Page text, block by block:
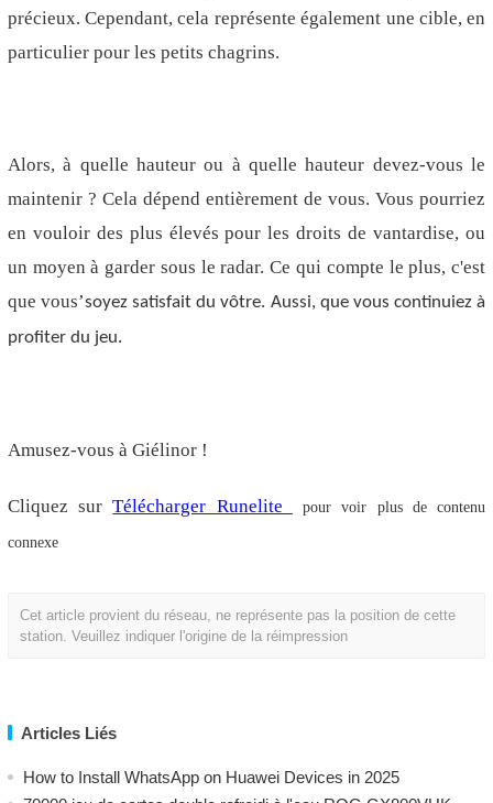
précieux. Cependant, cela représente également une cible, en
particulier pour les petits chagrins.
Alors, à quelle hauteur ou à quelle hauteur devez-vous le
maintenir ? Cela dépend entièrement de vous. Vous pourriez
en vouloir des plus élevés pour les droits de vantardise, ou
un moyen à garder sous le radar. Ce qui compte le plus, c'est
que vous’soyez satisfait du vôtre. Aussi, que vous continuiez à
profiter du jeu.
Amusez-vous à Giélinor !
Cliquez surTélécharger Runelite pour voir plus de contenu
connexe
Cet article provient du réseau, ne représente pas la position de cette
station. Veuillez indiquer l'origine de la réimpression
Articles Liés
How to Install WhatsApp on Huawei Devices in 2025